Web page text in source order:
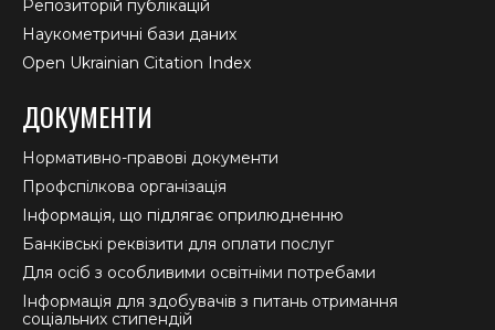
Репозиторій публікацій
Наукометричні бази даних
Open Ukrainian Citation Index
ДОКУМЕНТИ
Нормативно-правові документи
Профспілкова організація
Інформація, що підлягає оприлюдненню
Банківські реквізити для оплати послуг
Для осіб з особливими освітніми потребами
Інформація для здобувачів з питань отримання
соціальних стипендій